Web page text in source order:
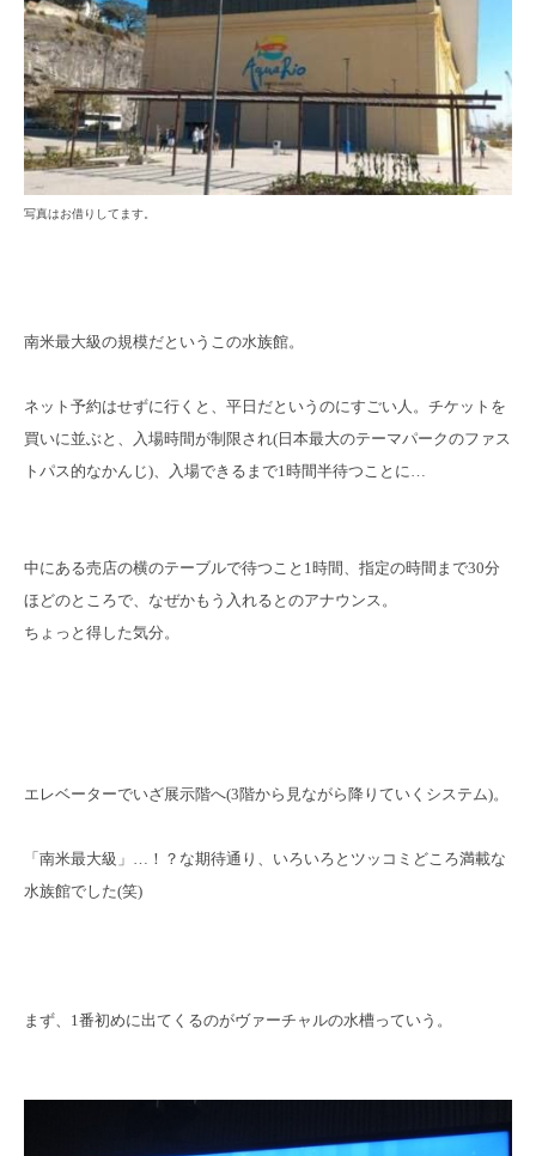
写真はお借りしてます。
南米最大級の規模だというこの水族館。
ネット予約はせずに行くと、平日だというのにすごい人。チケットを
買いに並ぶと、入場時間が制限され(日本最大のテーマパークのファス
トパス的なかんじ)、入場できるまで1時間半待つことに…
中にある売店の横のテーブルで待つこと1時間、指定の時間まで30分
ほどのところで、なぜかもう入れるとのアナウンス。
ちょっと得した気分。
エレベーターでいざ展示階へ(3階から見ながら降りていくシステム)。
「南米最大級」…！？な期待通り、いろいろとツッコミどころ満載な
水族館でした(笑)
まず、1番初めに出てくるのがヴァーチャルの水槽っていう。